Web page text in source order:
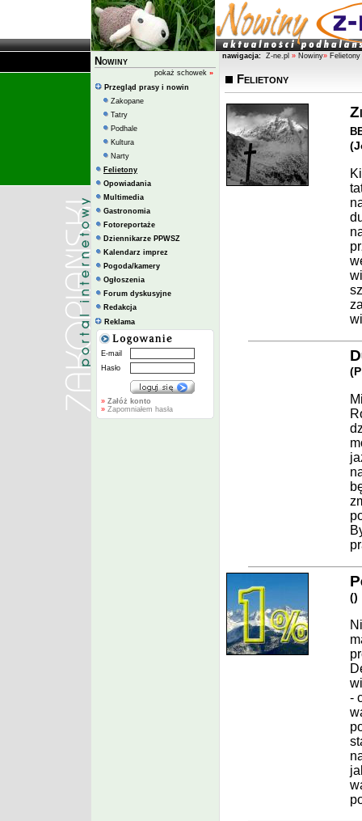
Nowiny
pokaż schowek »
Przegląd prasy i nowin
Zakopane
Tatry
Podhale
Kultura
Narty
Felietony
Opowiadania
Multimedia
Gastronomia
Fotoreportaże
Dziennikarze PPWSZ
Kalendarz imprez
Pogoda/kamery
Ogłoszenia
Forum dyskusyjne
Redakcja
Reklama
E-mail
Hasło
» Załóż konto
» Zapomniałem hasła
nawigacja: Z-ne.pl » Nowiny» Felietony
Felietony
(
(
()
-